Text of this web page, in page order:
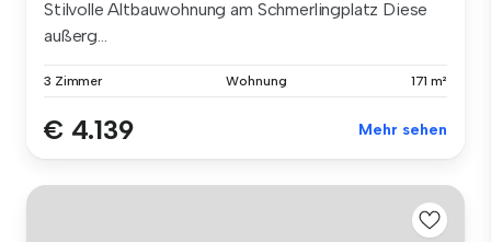
Stilvolle Altbauwohnung am Schmerlingplatz Diese
außerg...
3 Zimmer Wohnung 171 m²
€ 4.139 Mehr sehen